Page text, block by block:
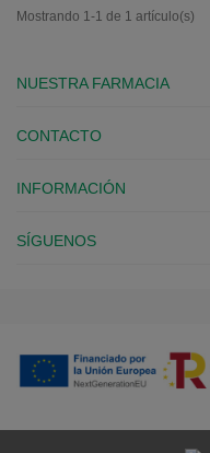
Mostrando 1-1 de 1 artículo(s)
NUESTRA FARMACIA
CONTACTO
INFORMACIÓN
SÍGUENOS